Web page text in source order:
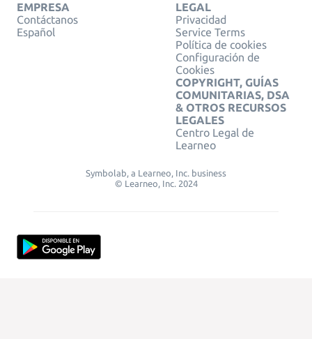
EMPRESA
Contáctanos
Español
LEGAL
Privacidad
Service Terms
Política de cookies
Configuración de
Cookies
COPYRIGHT, GUÍAS
COMUNITARIAS, DSA
& OTROS RECURSOS
LEGALES
Centro Legal de
Learneo
Symbolab, a Learneo, Inc. business
© Learneo, Inc. 2024